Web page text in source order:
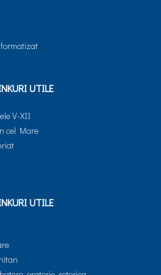
UTILE
V-XII
cel Mare
UTILE